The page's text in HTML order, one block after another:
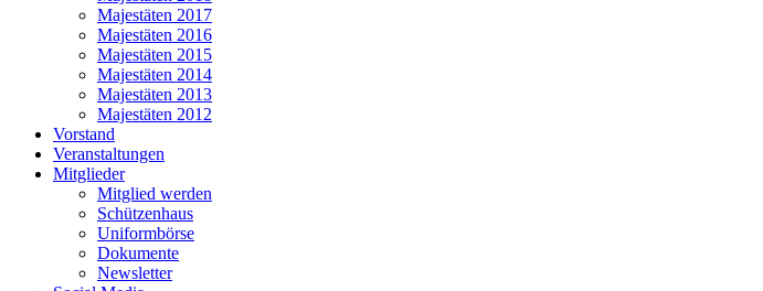
Majestäten 2017
Majestäten 2016
Majestäten 2015
Majestäten 2014
Majestäten 2013
Majestäten 2012
Vorstand
Veranstaltungen
Mitglieder
Mitglied werden
Schützenhaus
Uniformbörse
Dokumente
Newsletter